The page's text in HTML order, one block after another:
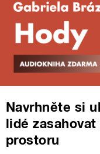
Navrhněte si
lidé
prostoru